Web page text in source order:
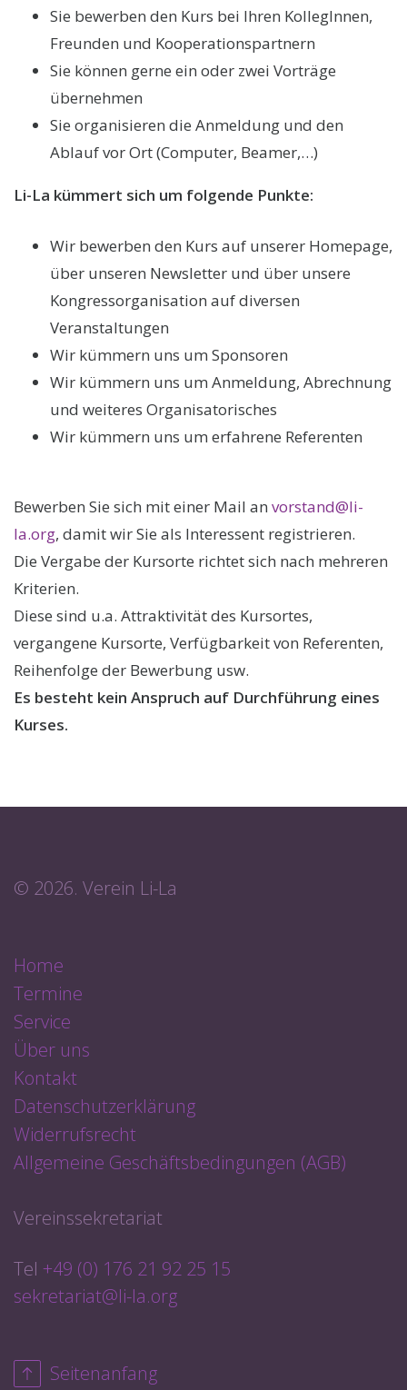
Sie bewerben den Kurs bei Ihren KollegInnen,
Freunden und Kooperationspartnern
Sie können gerne ein oder zwei Vorträge
übernehmen
Sie organisieren die Anmeldung und den
Ablauf vor Ort (Computer, Beamer,…)
Li-La kümmert sich um folgende Punkte:
Wir bewerben den Kurs auf unserer Homepage,
über unseren Newsletter und über unsere
Kongressorganisation auf diversen
Veranstaltungen
Wir kümmern uns um Sponsoren
Wir kümmern uns um Anmeldung, Abrechnung
und weiteres Organisatorisches
Wir kümmern uns um erfahrene Referenten
Bewerben Sie sich mit einer Mail an vorstand@li-
la.org, damit wir Sie als Interessent registrieren.
Die Vergabe der Kursorte richtet sich nach mehreren
Kriterien.
Diese sind u.a. Attraktivität des Kursortes,
vergangene Kursorte, Verfügbarkeit von Referenten,
Reihenfolge der Bewerbung usw.
Es besteht kein Anspruch auf Durchführung eines
Kurses.
© 2026. Verein Li-La
Home
Termine
Service
Über uns
Kontakt
Datenschutzerklärung
Widerrufsrecht
Allgemeine Geschäftsbedingungen (AGB)
Vereinssekretariat
Tel +49 (0) 176 21 92 25 15
sekretariat@li-la.org
Seitenanfang